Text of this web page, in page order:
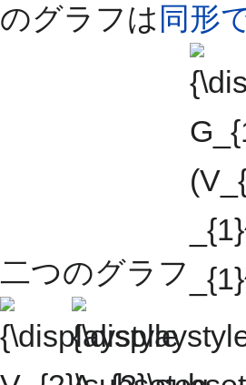
のグラフは 同形
二つのグラフ
G_{1}=
_{1}^{-
{\displaystyle
A_{2}\subseteq
A_{1}\,}